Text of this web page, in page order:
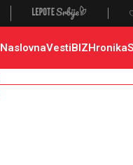
NaslovnaVestiBIZHronika